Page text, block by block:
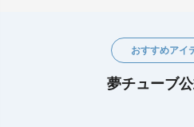
おすすめアイ
夢チューブ